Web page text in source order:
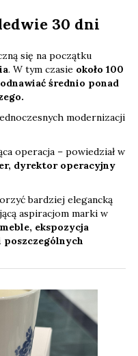
30 dni
się na początku
. W tym czasie około 100
średnio ponad
modernizacji
operacja – powiedział w
dyrektor operacyjny
bardziej elegancką
aspiracjom marki w
ekspozycja